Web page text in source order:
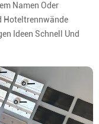
Namen Oder
Hoteltrennwände
Ideen Schnell Und